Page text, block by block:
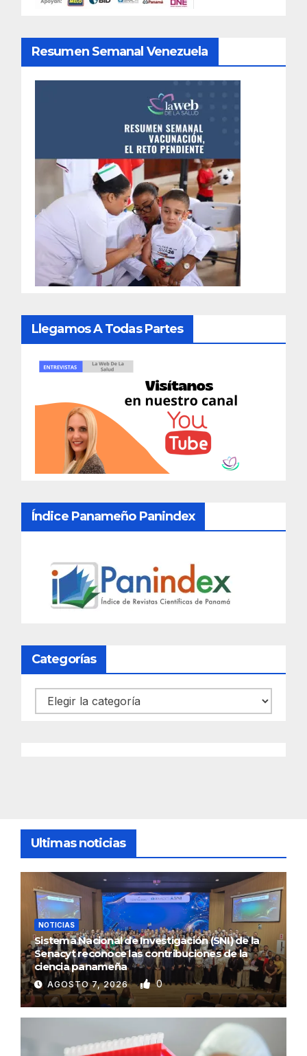
Resumen Semanal Venezuela
Llegamos A Todas Partes
Índice Panameño Panindex
Categorías
Categorías
Ultimas noticias
NOTICIAS
Sistema Nacional de Investigación (SNI) de la
Senacyt reconoce las contribuciones de la
ciencia panameña
AGOSTO 7, 2026 0